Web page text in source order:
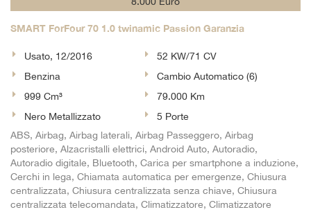
SMART ForFour 70 1.0 twinamic Passion Garanzia
Usato, 12/2016
52 KW/71 CV
Benzina
Cambio Automatico (6)
999 Cm³
79.000 Km
Nero Metallizzato
5 Porte
ABS, Airbag, Airbag laterali, Airbag Passeggero, Airbag
posteriore, Alzacristalli elettrici, Android Auto, Autoradio,
Autoradio digitale, Bluetooth, Carica per smartphone a induzione,
Cerchi in lega, Chiamata automatica per emergenze, Chiusura
centralizzata, Chiusura centralizzata senza chiave, Chiusura
centralizzata telecomandata, Climatizzatore, Climatizzatore
la
cookie
Salva
le
impostazioni